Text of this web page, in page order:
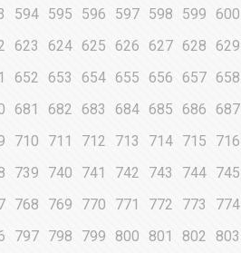
594 595 596 597 598 599 600
623 624 625 626 627 628 629
652 653 654 655 656 657 658
681 682 683 684 685 686 687
710 711 712 713 714 715 716
739 740 741 742 743 744 745
768 769 770 771 772 773 774
797 798 799 800 801 802 803